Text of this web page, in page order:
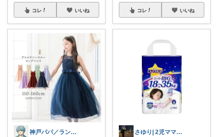
コレ いいね
神戸パパ／ランキング＆レビュー毎日掲載
コレ いいね
さゆり| 2児ママお買い物メモ🧸